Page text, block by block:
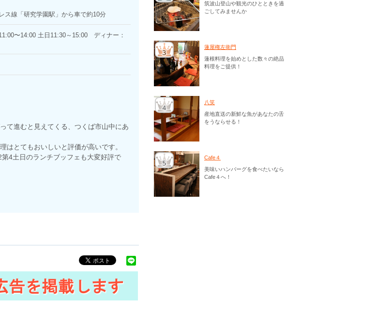
ス線「研究学園駅」から車で約10分
〜14:00 土日11:30～15:00 ディナー：
て進むと見えてくる、つくば市山中にあ
はとてもおいしいと評価が高いです。
4土日のランチブッフェも大変好評で
筑波山登山や観光のひとときを過
ごしてみませんか
蓮屋権左衛門
蓮根料理を始めとした数々の絶品
料理をご提供！
八笑
産地直送の新鮮な魚があなたの舌
をうならせる！
Cafe４
美味いハンバーグを食べたいなら
Cafe４へ！